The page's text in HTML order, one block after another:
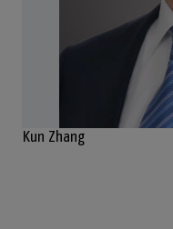
Kun Zhang